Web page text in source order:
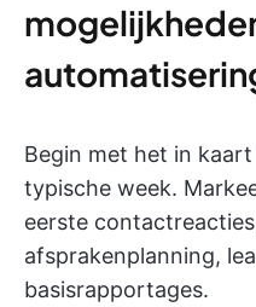
Begin met het in
typische week.
eerste
afsprakenplanning,
basisrapportages.